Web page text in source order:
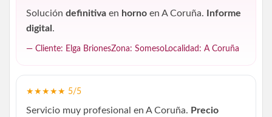
Solución definitiva en horno en A Coruña.
Informe
digital .
— Cliente: Elga BrionesZona: SomesoLocalidad: A Coruña
★★★★★ 5/5
Servicio muy profesional en A Coruña. Precio